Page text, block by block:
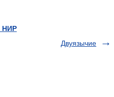
НИР
Двуязычие